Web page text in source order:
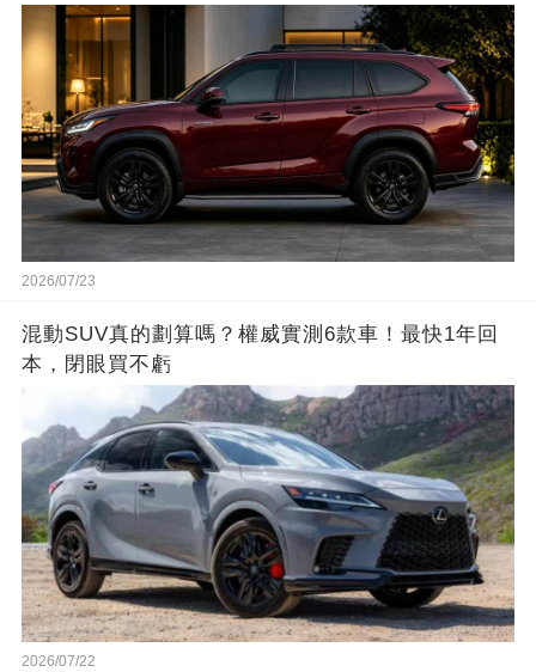
2026/07/23
混動SUV真的劃算嗎？權威實測6款車！最快1年回
本，閉眼買不虧
2026/07/22